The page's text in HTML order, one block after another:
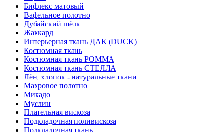
Бифлекс матовый
Вафельное полотно
Дубайский шёлк
Жаккард
Интерьерная ткань ДАК (DUCK)
Костюмная ткань
Костюмная ткань РОММА
Костюмная ткань СТЕЛЛА
Лён, хлопок - натуральные ткани
Махровое полотно
Микадо
Муслин
Плательная вискоза
Подкладочная поливискоза
Подкладочная ткань